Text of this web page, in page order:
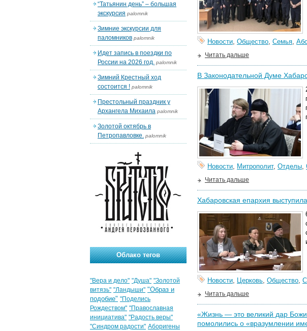
Новости, Общество, Семья,
Читать дальше
В Законодательной Думе
Новости, Митрополит, Отделы,
Читать дальше
Хабаровская епархия
Новости, Церковь, Общество,
Читать дальше
«Жизнь — это великий дар
помолились о «вразумлении
“Татьянин день” – большая
экскурсия palomnik
Зимние экскурсии для
паломников palomnik
Идет запись в поездки по
России на 2026 год. palomnik
Зимний Крестный ход
состоится ! palomnik
Престольный праздник у
Архангела Михаила palomnik
Золотой октябрь в
Петропавловке. palomnik
Облако тегов
"Вера и дело" "Душа" "Золотой
витязь" "Ландыши" "Образ и
подобие" "Поделись
Рождеством" "Православная
инициатива" "Радость веры"
"Синдром радости" Аборигены